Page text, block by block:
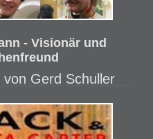
- Visionär und
Gerd Schuller